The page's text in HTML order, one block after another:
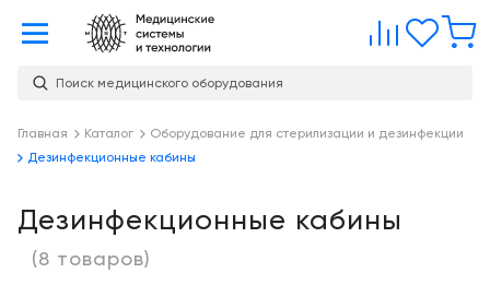
Главная
Поиск медицинского оборудования
Каталог
компании
О
компании
Публикации
Команда
Услуги
Услуги
Проектирование
медицинских
учреждений
Главная Каталог
Оборудование для стерилизации и дезинфекции
Дезинфекционные кабины
Дезинфекционные кабины
(8 товаров)